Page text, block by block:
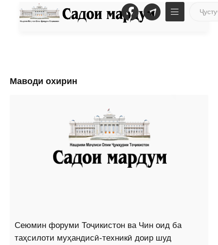
Маводи охирин
Сеюмин форуми Тоҷикистон ва Чин оид ба
таҳсилоти муҳандисӣ-техникӣ доир шуд